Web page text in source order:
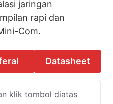
jaringan
rapi dan
Com.
Datasheet
klik tombol diatas